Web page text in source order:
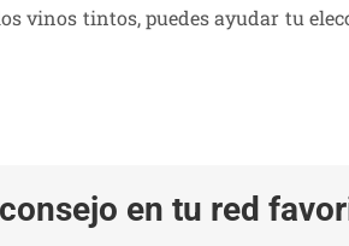
vinos tintos, puedes ayudar tu
en tu red